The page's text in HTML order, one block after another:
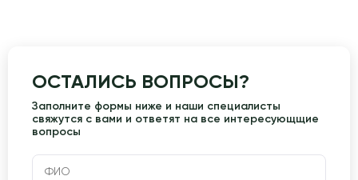
ОСТАЛИСЬ ВОПРОСЫ?
Заполните формы ниже и наши специалисты
свяжутся с вами и ответят на все интересующщие
вопросы